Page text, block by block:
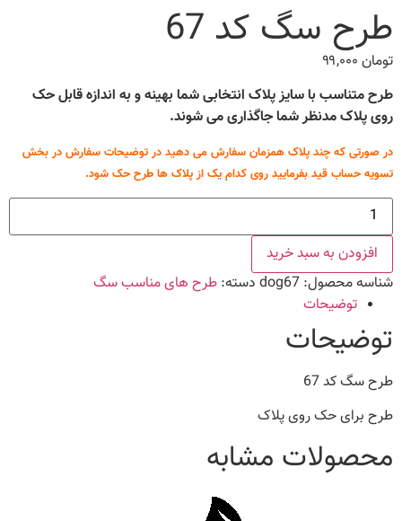
طرح سگ کد 67
تومان
طرح متناسب با سایز پلاک انتخابی شما بهینه و به اندازه قابل حک
روی پلاک مدنظر شما جاگذاری می شوند.
در صورتی که چند پلاک همزمان سفارش می دهید در توضیحات سفارش در بخش
تسویه حساب قید بفرمایید روی کدام یک از پلاک ها طرح حک شود.
طرح
سگ
کد
عددافزودن به سبد خرید
شناسه محصول: dog67 دسته: طرح های مناسب سگ
توضیحات
توضیحات
طرح سگ کد 67
طرح برای حک روی پلاک
محصولات مشابه